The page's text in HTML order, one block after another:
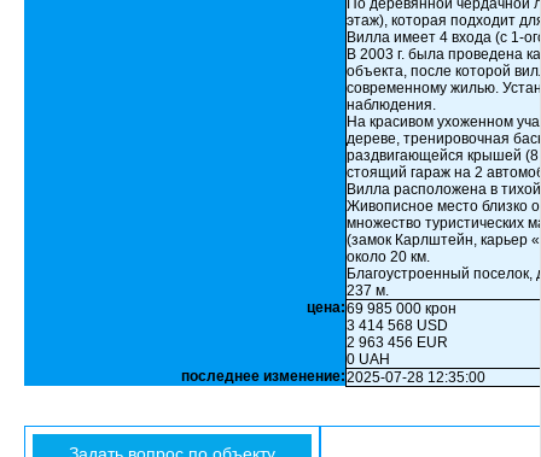
По деревянной чердачной
этаж), которая подходит
Вилла имеет 4 входа (с 1-
В 2003 г. была проведена
объекта, после которой
современному жилью.
наблюдения.
На красивом ухоженном
дереве, тренировочная
раздвигающейся крышей
стоящий гараж на 2
Вилла расположена в
Живописное место близко
множество туристических
(замок Карлштейн, карьер
около 20 км.
Благоустроенный поселок,
237 м.
цена:69 985 000 крон
3 414 568 USD
2 963 456 EUR
0 UAH
последнее изменение:2025-07-28 12:35:00